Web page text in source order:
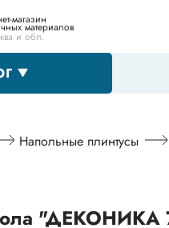
магазин
материалов
и обл.
плинтусы
Напольные плинтусы
"ДЕКОНИКА